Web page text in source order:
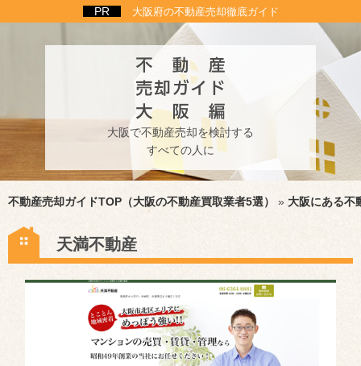
大阪府の不動産売却徹底ガイド
大阪で不動産売却を検討する
すべての人に
不動産売却ガイドTOP（大阪の不動産買取業者5選） » 大阪にある不
天満不動産